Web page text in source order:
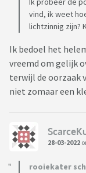
vind, ik weet
lichtzinnig zijn?
Ik bedoel het
vreemd om gelijk
terwijl de oorzaak
niet zomaar een
28-03-2022
rooiekater